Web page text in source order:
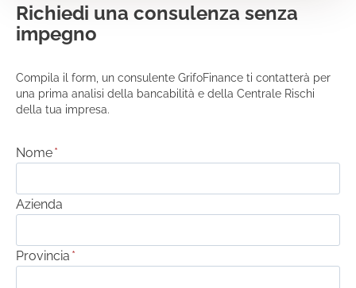
Richiedi una consulenza senza
impegno
Compila il form, un consulente GrifoFinance ti contatterà per
una prima analisi della bancabilità e della Centrale Rischi
della tua impresa.
Nome*
Azienda
Provincia *